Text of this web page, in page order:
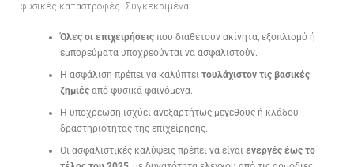
φυσικές καταστροφές. Συγκεκριμένα:
Όλες οι επιχειρήσειςπου διαθέτουν ακίνητα, εξοπλισμό ή
εμπορεύματα υποχρεούνται να ασφαλιστούν.
Η ασφάλιση πρέπει να καλύπτει τουλάχιστον τις βασικές
ζημιέςαπό φυσικά φαινόμενα.
Η υποχρέωση ισχύει ανεξαρτήτως μεγέθους ή κλάδου
δραστηριότητας της επιχείρησης.
Οι ασφαλιστικές καλύψεις πρέπει να είναι ενεργές έως το